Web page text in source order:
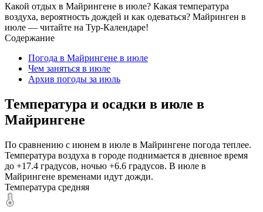
Какой отдых в Майрингене в июле? Какая температура
воздуха, вероятность дождей и как одеваться? Майринген в
июле — читайте на Тур-Календаре!
Содержание
Погода в Майрингене в июле
Чем заняться в июле
Архив погоды за июль
Температура и осадки в июле в
Майрингене
По сравнению с июнем в июле в Майрингене погода теплее.
Температура воздуха в городе поднимается в дневное время
до +17.4 градусов, ночью +6.6 градусов. В июле в
Майрингене временами идут дожди.
Температура средняя